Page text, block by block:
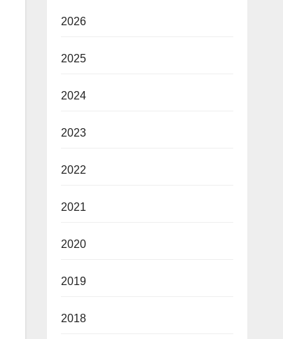
2026
2025
2024
2023
2022
2021
2020
2019
2018